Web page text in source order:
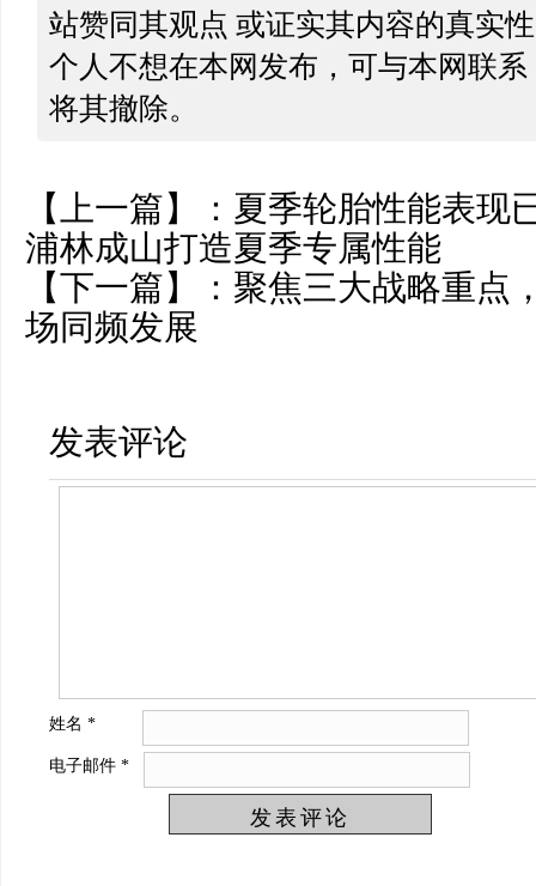
站赞同其观点 或证实其内容的真实
个人不想在本网发布，可与本网联
将其撤除。
【上一篇】： 夏季轮胎性能表现
浦林成山打造夏季专属性能
【下一篇】： 聚焦三大战略重点
场同频发展
发表评论
姓名 *
电子邮件 *